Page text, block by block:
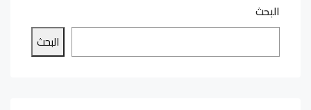
البحث
البحث